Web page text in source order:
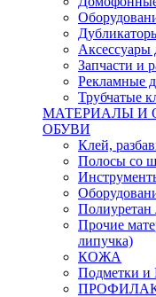
Аксессуары
Запчасти и
Рекламные
Трубчатые
МАТЕРИАЛЫ И
ОБУВИ
Клей,
Полосы со
Полиуретан
Прочие
липучка)
КОЖА
Подметки и